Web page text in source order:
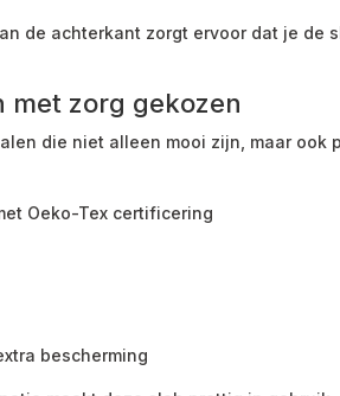
de achterkant zorgt ervoor dat je
met zorg gekozen
die niet alleen mooi zijn, maar ook
Oeko-Tex certificering
bescherming